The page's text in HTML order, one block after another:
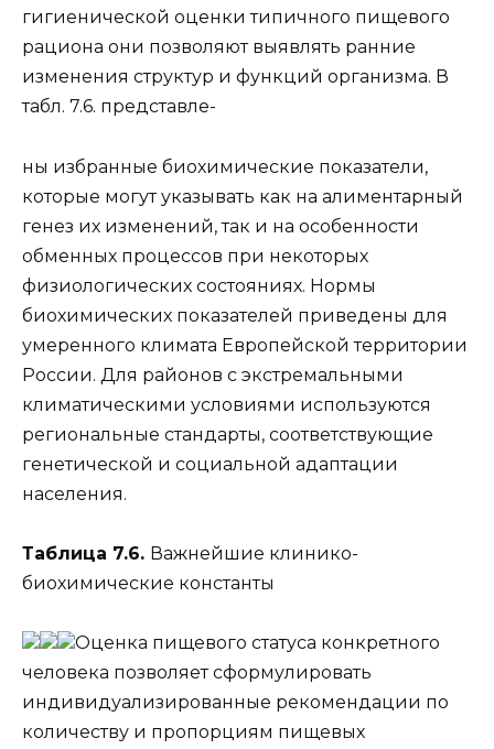
гигиенической оценки типичного пищевого
рациона они позволяют выявлять ранние
изменения структур и функций организма. В
табл. 7.6. представле-
ны избранные биохимические показатели,
которые могут указывать как на алиментарный
генез их изменений, так и на особенности
обменных процессов при некоторых
физиологических состояниях. Нормы
биохимических показателей приведены для
умеренного климата Европейской территории
России. Для районов с экстремальными
климатическими условиями используются
региональные стандарты, соответствующие
генетической и социальной адаптации
населения.
Таблица 7.6. Важнейшие клинико-
биохимические константы
Оценка пищевого статуса конкретного
человека позволяет сформулировать
индивидуализированные рекомендации по
количеству и пропорциям пищевых